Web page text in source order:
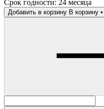
Срок годности: 24 месяца
Добавить в корзину В корзину •